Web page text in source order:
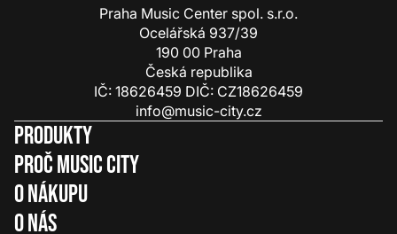
Praha Music Center spol. s.r.o.
Ocelářská 937/39
190 00 Praha
Česká republika
IČ: 18626459 DIČ: CZ18626459
info@music-city.cz
Produkty
Proč Music City
O nákupu
O nás